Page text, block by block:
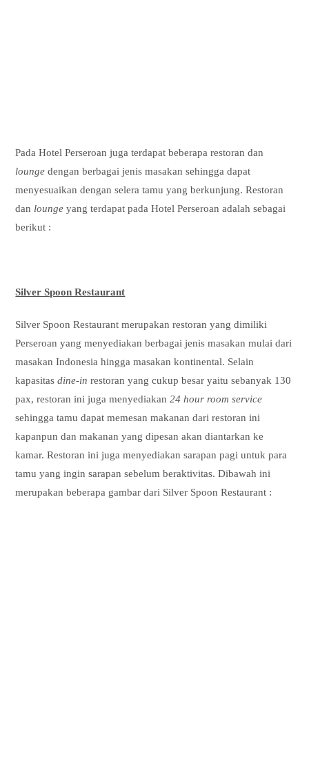
Pada Hotel Perseroan juga terdapat beberapa restoran dan
loungedengan berbagai jenis masakan sehingga dapat
menyesuaikan dengan selera tamu yang berkunjung. Restoran
dan lounge yang terdapat pada Hotel Perseroan adalah sebagai
berikut :
Silver Spoon Restaurant
Silver Spoon Restaurant merupakan restoran yang dimiliki
Perseroan yang menyediakan berbagai jenis masakan mulai dari
masakan Indonesia hingga masakan kontinental. Selain
kapasitasdine-inrestoran yang cukup besar yaitu sebanyak 130
pax, restoran ini juga menyediakan24 hour room service
sehingga tamu dapat memesan makanan dari restoran ini
kapanpun dan makanan yang dipesan akan diantarkan ke
kamar. Restoran ini juga menyediakan sarapan pagi untuk para
tamu yang ingin sarapan sebelum beraktivitas. Dibawah ini
merupakan beberapa gambar dari Silver Spoon Restaurant :